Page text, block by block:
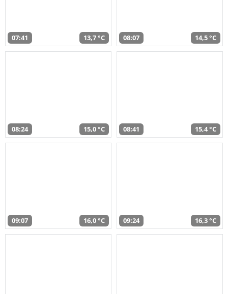
07:41 13,7 °C 08:07 14,5 °C
08:24 15,0 °C 08:41 15,4 °C
09:07 16,0 °C 09:24 16,3 °C